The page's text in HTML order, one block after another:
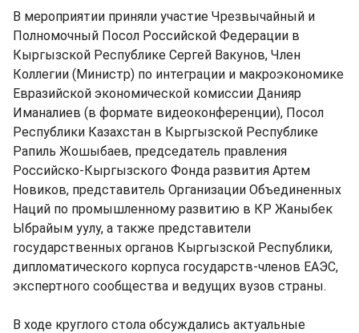
В мероприятии приняли участие Чрезвычайный и
Полномочный Посол Российской Федерации в
Кыргызской Республике Сергей Вакунов, Член
Коллегии (Министр) по интеграции и макроэкономике
Евразийской экономической комиссии Данияр
Иманалиев (в формате видеоконференции), Посол
Республики Казахстан в Кыргызской Республике
Рапиль Жошыбаев, председатель правления
Российско-Кыргызского Фонда развития Артем
Новиков, представитель Организации Объединенных
Наций по промышленному развитию в КР Жаныбек
Ыбрайым уулу, а также представители
государственных органов Кыргызской Республики,
дипломатического корпуса государств-членов ЕАЭС,
экспертного сообщества и ведущих вузов страны.
В ходе круглого стола обсуждались актуальные